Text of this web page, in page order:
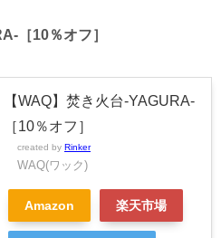
［10％オフ］
【WAQ】焚き火台-YAGURA-
［10％オフ］
created by Rinker
WAQ(ワック)
Amazon 楽天市場